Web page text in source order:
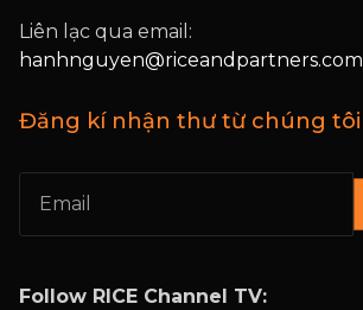
Liên lạc qua email:
hanhnguyen@riceandpartners.com
Đăng kí nhận thư từ chúng tôi
Follow RICE Channel TV: